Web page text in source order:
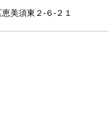
美須東２-６-２１